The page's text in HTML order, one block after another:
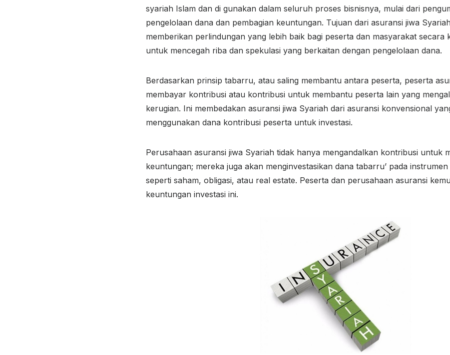
syariah Islam dan di gunakan dalam seluruh proses bisnisnya, mulai dari
pengelolaan dana dan pembagian keuntungan. Tujuan dari asuransi jiwa
memberikan perlindungan yang lebih baik bagi peserta dan masyarakat secara
untuk mencegah riba dan spekulasi yang berkaitan dengan pengelolaan dana.
Berdasarkan prinsip tabarru, atau saling membantu antara peserta, peserta
membayar kontribusi atau kontribusi untuk membantu peserta lain yang
kerugian. Ini membedakan asuransi jiwa Syariah dari asuransi konvensional
menggunakan dana kontribusi peserta untuk investasi.
Perusahaan asuransi jiwa Syariah tidak hanya mengandalkan kontribusi untuk
keuntungan; mereka juga akan menginvestasikan dana tabarru’ pada
seperti saham, obligasi, atau real estate. Peserta dan perusahaan asuransi
keuntungan investasi ini.